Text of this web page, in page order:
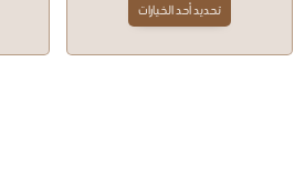
تحديد أحد الخيارات